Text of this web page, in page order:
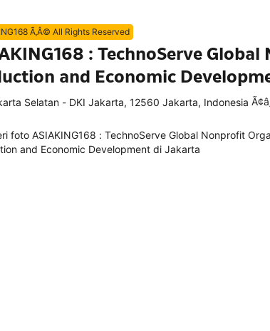
Ã‚Â© All Rights Reserved
: TechnoServe
and Economic
Selatan - DKI Jakarta, 12560 Jakarta, Indonesia